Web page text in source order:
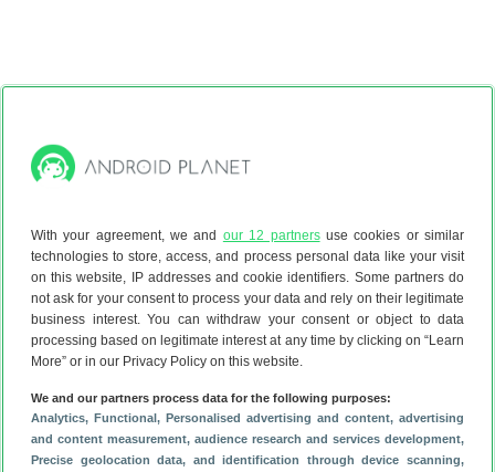
With your agreement, we and our 12 partnersuse cookies or similar
technologies to store, access, and process personal data like your visit
on this website, IP addresses and cookie identifiers. Some partners do
not ask for your consent to process your data and rely on their legitimate
business interest. You can withdraw your consent or object to data
processing based on legitimate interest at any time by clicking on “Learn
More” or in our Privacy Policy on this website.
We and our partners process data for the following purposes:
Analytics, Functional, Personalised advertising and content, advertising
and content measurement, audience research and services development,
Precise geolocation data, and identification through device scanning,
De update lijkt vooral voor de Google Pixel en Pixel XL
Google Assistant en een aangepaste homescreen, zijn
voorlopig alleen op die toestellen te vinden. De twee
verschillende landen waaronder de Verenigde Staten. Of en
wanneer ze in Nederland verschijnen is nog onbekend.
Lees het laatste nieuws over Android